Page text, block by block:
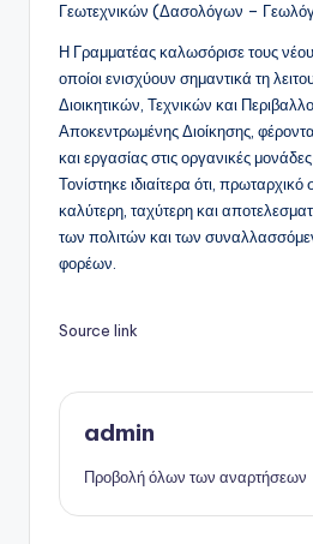
Γεωτεχνικών (Δασολόγων –
Η Γραμματέας καλωσόρισε τους
οποίοι ενισχύουν σημαντικά τη
Διοικητικών, Τεχνικών και
Αποκεντρωμένης Διοίκησης,
και εργασίας στις οργανικές
Τονίστηκε ιδιαίτερα ότι,
καλύτερη, ταχύτερη και
των πολιτών και των
φορέων.
Source link
admin
Προβολή όλων των αναρτήσεων